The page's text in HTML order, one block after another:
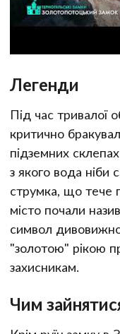
Легенди
Під час тривалої
критично
підземних
з якого вода ніби
струмка, що тече
місто почали
символ
"золотою" рікою
захисникам.
Чим